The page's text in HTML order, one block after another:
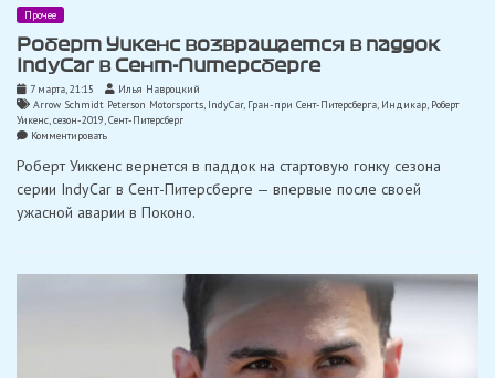
Прочее
Роберт Уикенс возвращается в паддок
IndyCar в Сент-Питерсберге
7 марта, 21:15
Илья Навроцкий
Arrow Schmidt Peterson Motorsports, IndyCar, Гран-при Сент-Питерсберга, Индикар, Роберт
Уикенс,сезон-2019,Сент-Питерсберг
Комментироватьon
Уикенс
возвращается
в
паддок
Питерсберге
Роберт Уиккенс вернется в паддок на стартовую гонку сезона
серии IndyCar в Сент-Питерсберге — впервые после своей
ужасной аварии в Поконо.